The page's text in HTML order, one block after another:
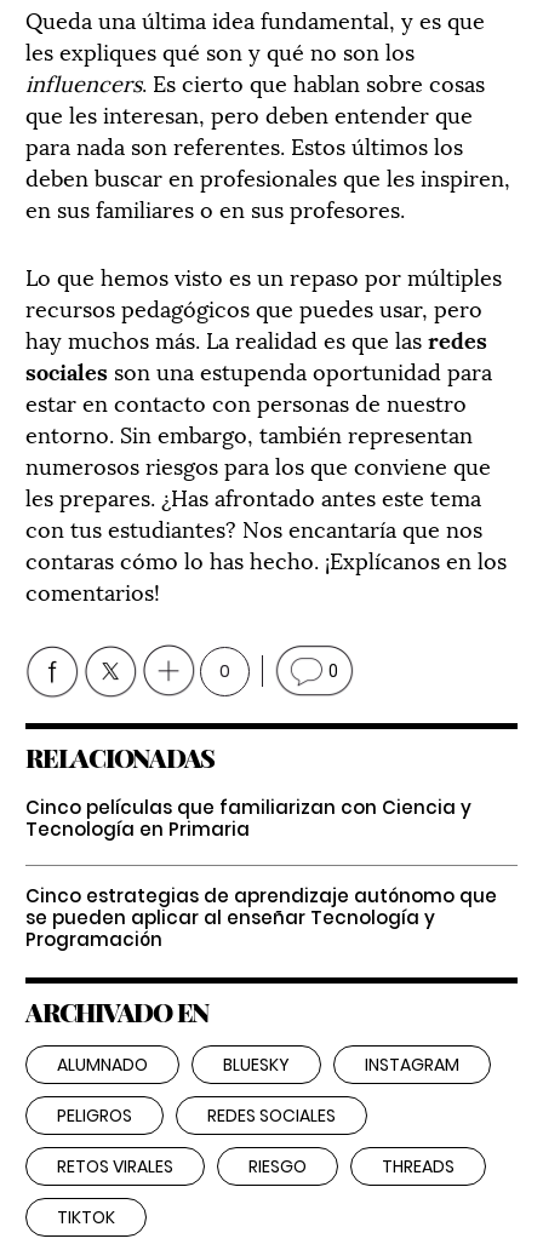
Queda una última idea fundamental, y es que
les expliques qué son y qué no son los
influencers. Es cierto que hablan sobre cosas
que les interesan, pero deben entender que
para nada son referentes. Estos últimos los
deben buscar en profesionales que les inspiren,
en sus familiares o en sus profesores.
Lo que hemos visto es un repaso por múltiples
recursos pedagógicos que puedes usar, pero
hay muchos más. La realidad es que lasredes
sociales son una estupenda oportunidad para
estar en contacto con personas de nuestro
entorno. Sin embargo, también representan
numerosos riesgos para los que conviene que
les prepares. ¿Has afrontado antes este tema
con tus estudiantes? Nos encantaría que nos
contaras cómo lo has hecho. ¡Explícanos en los
comentarios!
0 0
RELACIONADAS
Cinco películas que familiarizan con Ciencia y
Tecnología en Primaria
Cinco estrategias de aprendizaje autónomo que
se pueden aplicar al enseñar Tecnología y
Programación
ARCHIVADO EN
ALUMNADO BLUESKY INSTAGRAM
PELIGROS REDES SOCIALES
RETOS VIRALES RIESGO THREADS
TIKTOK